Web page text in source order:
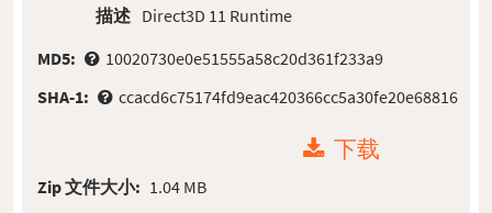
描述 Direct3D 11 Runtime
MD5:
10020730e0e51555a58c20d361f233a9
SHA-1:
ccacd6c75174fd9eac420366cc5a30fe20e68816
下载
Zip 文件大小: 1.04 MB